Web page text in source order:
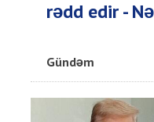
rədd edir -
Gündəm